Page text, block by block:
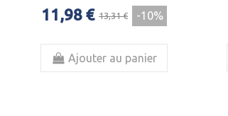
11,98 € 13,31 € -10%
Ajouter au panier